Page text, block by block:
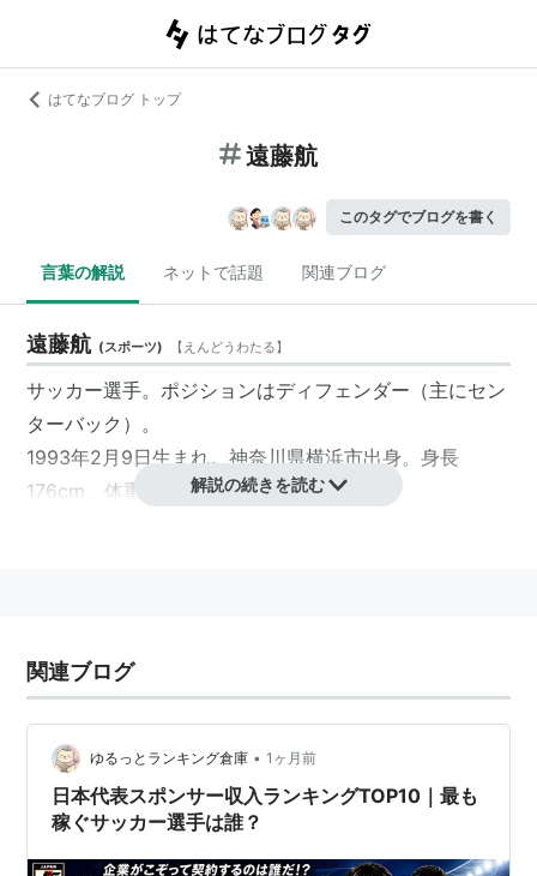
はてなブログ トップ
遠藤航
このタグでブログを書く
言葉の解説 ネットで話題 関連ブログ
遠藤航 (スポーツ) 【 えんどうわたる】
サッカー選手。ポジションはディフェンダー（主にセン
ターバック）。
1993年2月9日生まれ。神奈川県横浜市出身。身長
176cm、体重73kg。
登録）
湘南ベルマーレ
代表歴
2009
解説の続きを読む
関連ブログ
ゆるっとランキング倉庫 • 1ヶ月前
日本代表スポンサー収入ランキングTOP10｜最も
稼ぐサッカー選手は誰？